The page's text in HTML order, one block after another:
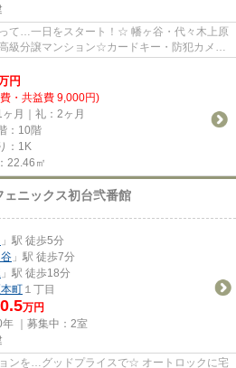
て…一日をスタート！☆ 幡ヶ谷・代々木上原
級分譲マンション☆カードキー・防犯カメラ
円
・共益費 9,000円)
ヶ月｜礼：2ヶ月
：10階
：1K
22.46㎡
ェニックス初台弐番館
」駅 徒歩5分
」駅 徒歩7分
」駅 徒歩18分
本町 １丁目
万円
｜募集中： 2室
ンを…グッドプライスで☆ オートロックに宅